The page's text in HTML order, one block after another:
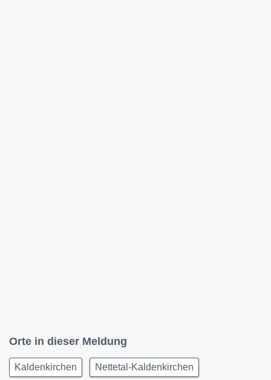
Orte in dieser Meldung
Kaldenkirchen Nettetal-Kaldenkirchen